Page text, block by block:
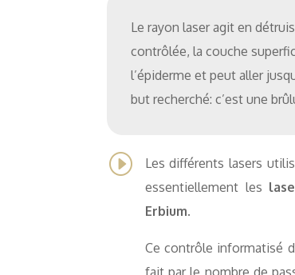
Le rayon laser agit en
contrôlée, la couche
l’épiderme et peut aller
but recherché: c’est une
I
Les différents lasers
essentiellement les
Erbium.
Ce contrôle informatisé
fait par le nombre de